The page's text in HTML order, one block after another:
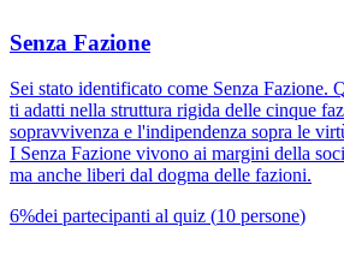
Senza Fazione
Sei stato identificato come Senza Fazione.
ti adatti nella struttura rigida delle cinque
sopravvivenza e l'indipendenza sopra le
I Senza Fazione vivono ai margini della
ma anche liberi dal dogma delle fazioni.
6%dei partecipanti al quiz (10 persone)